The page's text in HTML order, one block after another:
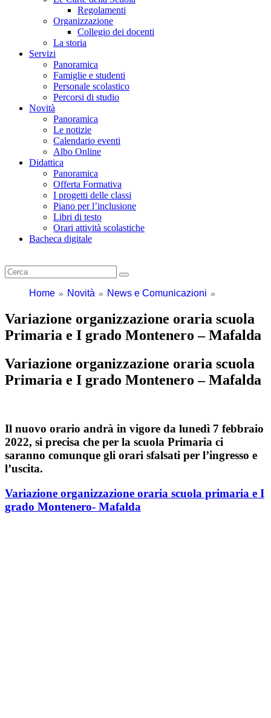
Regolamenti
Organizzazione
Collegio dei docenti
La storia
Servizi
Panoramica
Famiglie e studenti
Personale scolastico
Percorsi di studio
Novità
Panoramica
Le notizie
Calendario eventi
Albo Online
Didattica
Panoramica
Offerta Formativa
I progetti delle classi
Piano per l’inclusione
Libri di testo
Orari attività scolastiche
Bacheca digitale
Home Novità News e Comunicazioni
Variazione organizzazione oraria scuola
Primaria e I grado Montenero – Mafalda
Variazione organizzazione oraria scuola
Primaria e I grado Montenero – Mafalda
Il nuovo orario andrà in vigore da lunedì 7 febbraio
2022, si precisa che per la scuola Primaria ci
saranno comunque gli orari sfalsati per l’ingresso e
l’uscita.
Variazione organizzazione oraria scuola primaria e I
grado Montenero- Mafalda